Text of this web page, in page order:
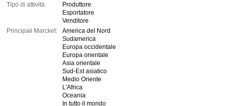
Tipo di attività:
Produttore
Esportatore
Venditore
Principali Marcket:
America del Nord
Sudamerica
Europa occidentale
Europa orientale
Asia orientale
Sud-Est asiatico
Medio Oriente
L'Africa
Oceania
In tutto il mondo